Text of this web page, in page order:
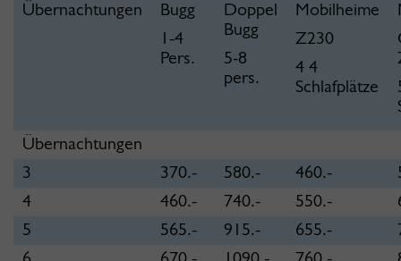
Übernachtungen
Bugg
1-4
Pers.
Doppel
Bugg
5-8
pers.
Mobilheime
Z230
4 4
Schlafplätze
Übernachtungen
3
370.- 580.- 460.-
4
460.- 740.- 550.-
5
565.- 915.- 655.-